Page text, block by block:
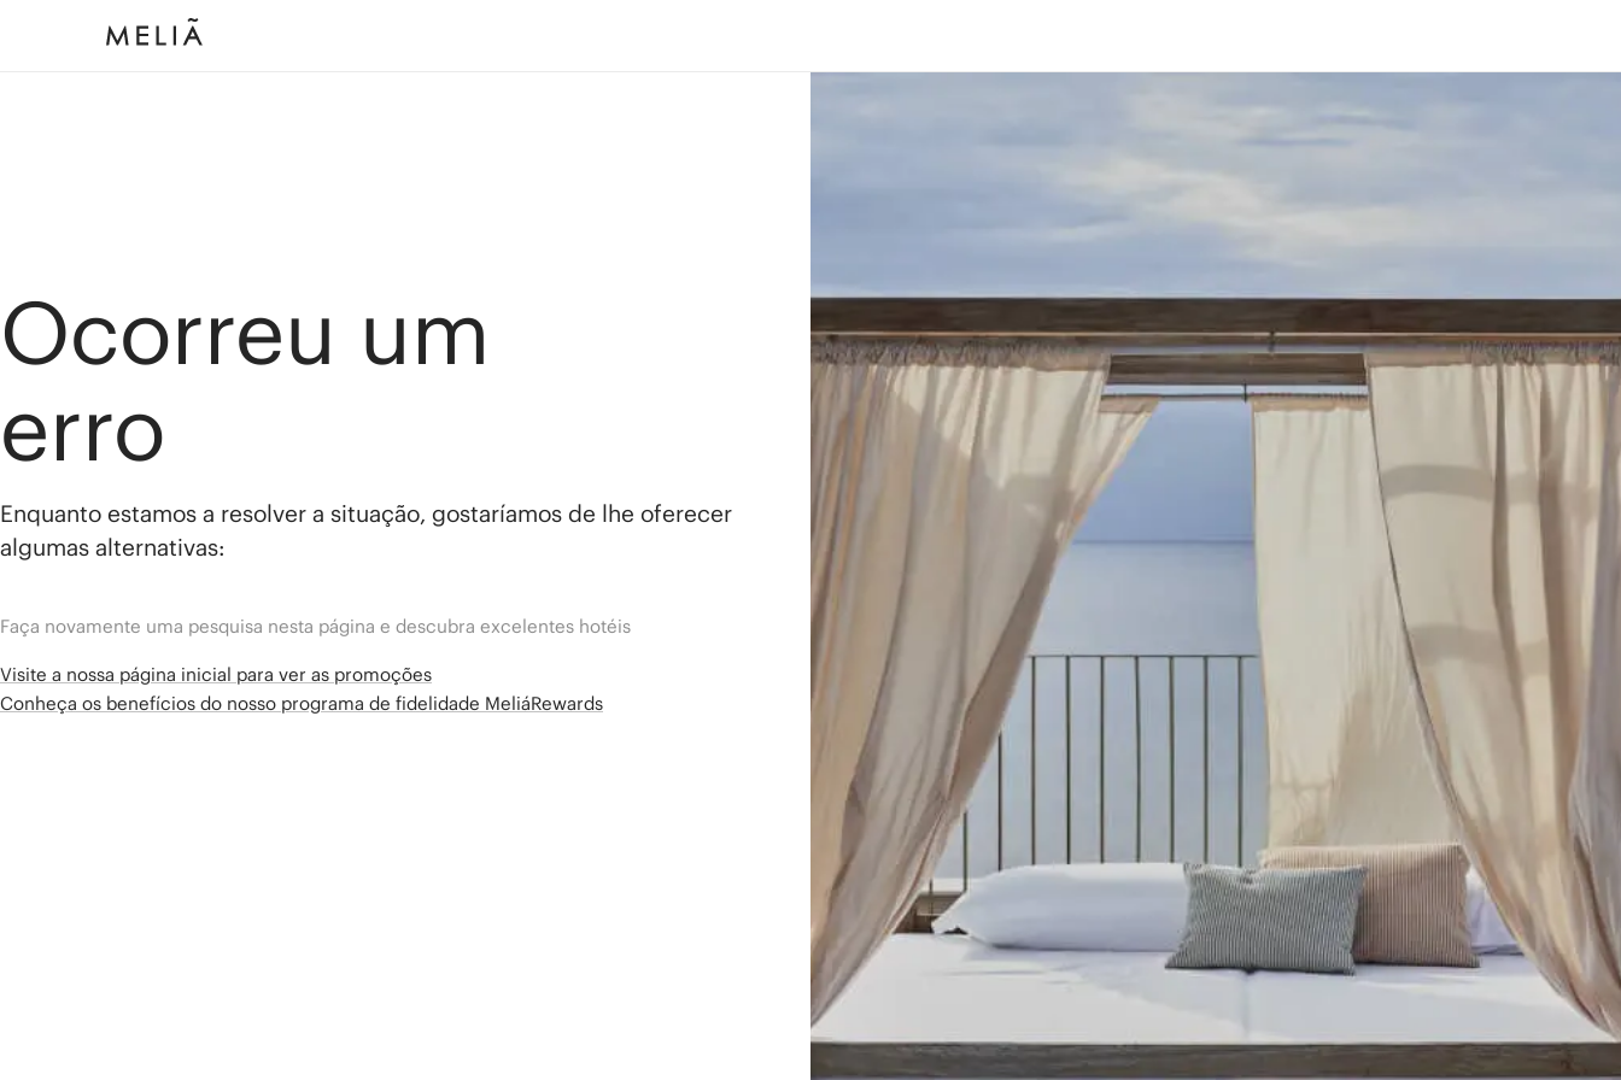
Ocorreu um
erro
Enquanto estamos a resolver a situação, gostaríamos de lhe oferecer
algumas alternativas:
Faça novamente uma pesquisa nesta página e descubra excelentes hotéis
Visite a nossa página inicial para ver as promoções
Conheça os benefícios do nosso programa de fidelidade MeliáRewards